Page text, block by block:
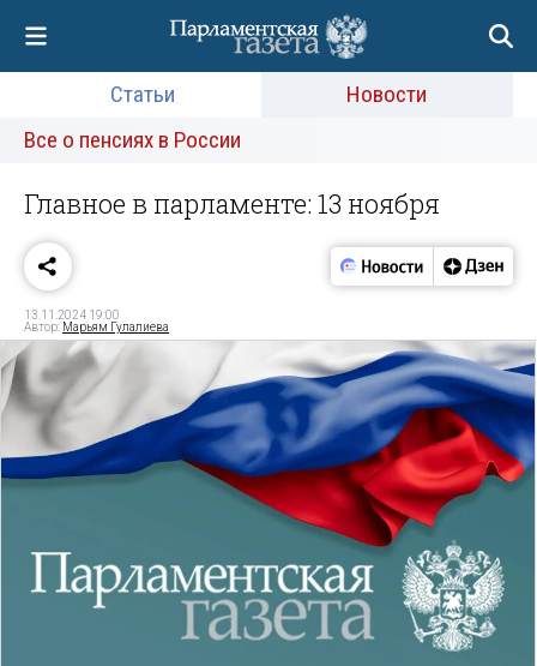
Статьи
Новости
Все о пенсиях в России
Главное в парламенте: 13 ноября
13.11.2024 19:00
Автор: Марьям Гулалиева